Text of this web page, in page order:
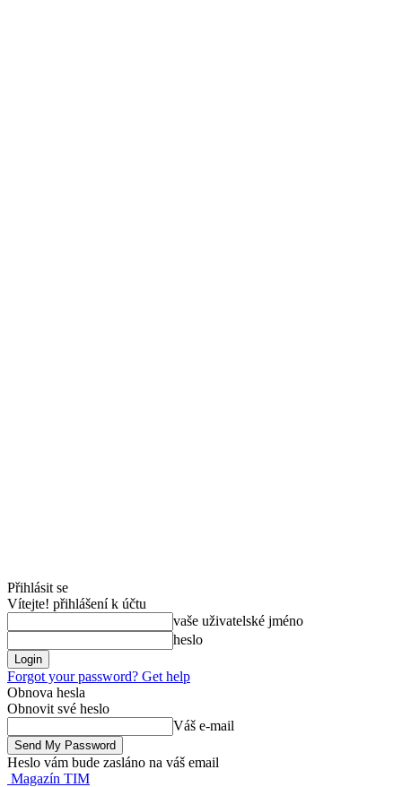
Přihlásit se
Vítejte! přihlášení k účtu
vaše uživatelské jméno
heslo
Forgot your password? Get help
Obnova hesla
Obnovit své heslo
Váš e-mail
Heslo vám bude zasláno na váš email
Magazín TIM